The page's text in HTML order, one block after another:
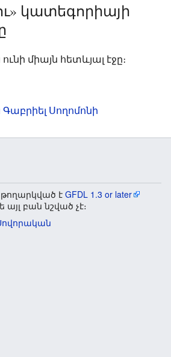
կատեգորիայի
միայն հետևյալ էջը։
Սողոմոնի
թողարկված է GFDL 1.3 or later
բան նշված չէ։